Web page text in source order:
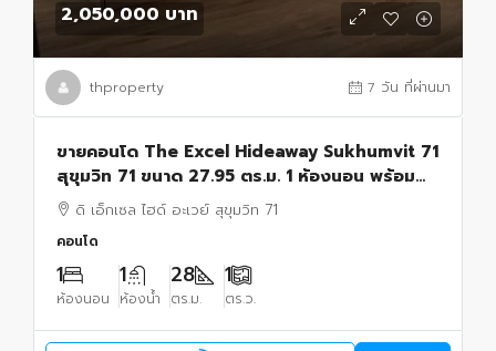
2,050,000 บาท
thproperty 7 วัน ที่ผ่านมา
ขายคอนโด The Excel Hideaway Sukhumvit 71
สุขุมวิท 71 ขนาด 27.95 ตร.ม. 1 ห้องนอน พร้อม
เฟอร์นิเจอร์บิวท์อิน เข้าอยู่ได้ทันที
ดิ เอ็กเซล ไฮด์ อะเวย์ สุขุมวิท 71
คอนโด
1
ห้องนอน
1
ห้องน้ำ
28
ตร.ม.
1
ตร.ว.